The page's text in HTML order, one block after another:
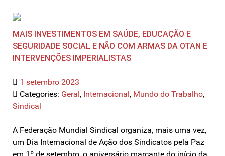
MAIS INVESTIMENTOS EM SAÚDE, EDUCAÇÃO E
SEGURIDADE SOCIAL E NÃO COM ARMAS DA OTAN E
INTERVENÇÕES IMPERIALISTAS
1 setembro 2023
Categories: Geral, Internacional, Mundo do Trabalho,
Sindical
A Federação Mundial Sindical organiza, mais uma vez,
um Dia Internacional de Ação dos Sindicatos pela Paz